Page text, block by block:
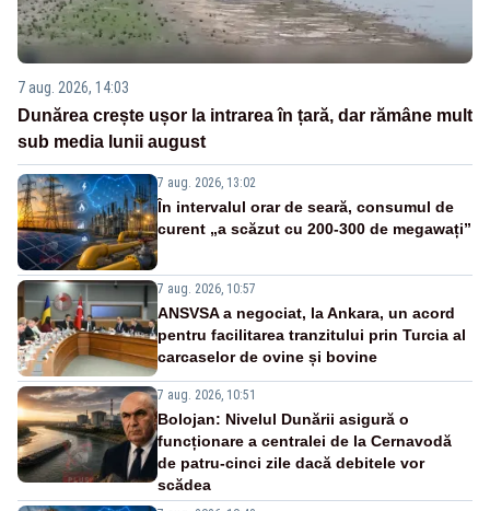
7 aug. 2026, 14:03
Dunărea crește ușor la intrarea în țară, dar rămâne mult
sub media lunii august
7 aug. 2026, 13:02
În intervalul orar de seară, consumul de
curent „a scăzut cu 200-300 de megawați”
7 aug. 2026, 10:57
ANSVSA a negociat, la Ankara, un acord
pentru facilitarea tranzitului prin Turcia al
carcaselor de ovine și bovine
7 aug. 2026, 10:51
Bolojan: Nivelul Dunării asigură o
funcționare a centralei de la Cernavodă
de patru-cinci zile dacă debitele vor
scădea